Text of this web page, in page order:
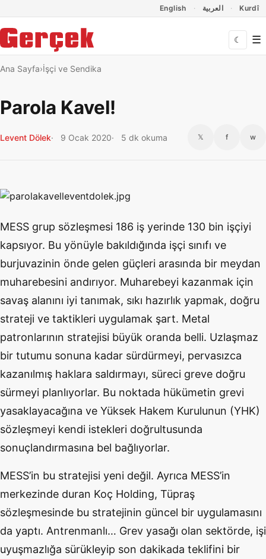
English العربية Kurdî
☾ ☰
Ana Sayfa İşçi ve Sendika
Parola Kavel!
Levent Dölek 9 Ocak 2020 5 dk okuma 𝕏 f w
MESS grup sözleşmesi 186 iş yerinde 130 bin işçiyi
kapsıyor. Bu yönüyle bakıldığında işçi sınıfı ve
burjuvazinin önde gelen güçleri arasında bir meydan
muharebesini andırıyor. Muharebeyi kazanmak için
savaş alanını iyi tanımak, sıkı hazırlık yapmak, doğru
strateji ve taktikleri uygulamak şart. Metal
patronlarının stratejisi büyük oranda belli. Uzlaşmaz
bir tutumu sonuna kadar sürdürmeyi, pervasızca
kazanılmış haklara saldırmayı, süreci greve doğru
sürmeyi planlıyorlar. Bu noktada hükümetin grevi
yasaklayacağına ve Yüksek Hakem Kurulunun (YHK)
sözleşmeyi kendi istekleri doğrultusunda
sonuçlandırmasına bel bağlıyorlar.
MESS’in bu stratejisi yeni değil. Ayrıca MESS’in
merkezinde duran Koç Holding, Tüpraş
sözleşmesinde bu stratejinin güncel bir uygulamasını
da yaptı. Antrenmanlı… Grev yasağı olan sektörde, işi
uyuşmazlığa sürükleyip son dakikada teklifini bir